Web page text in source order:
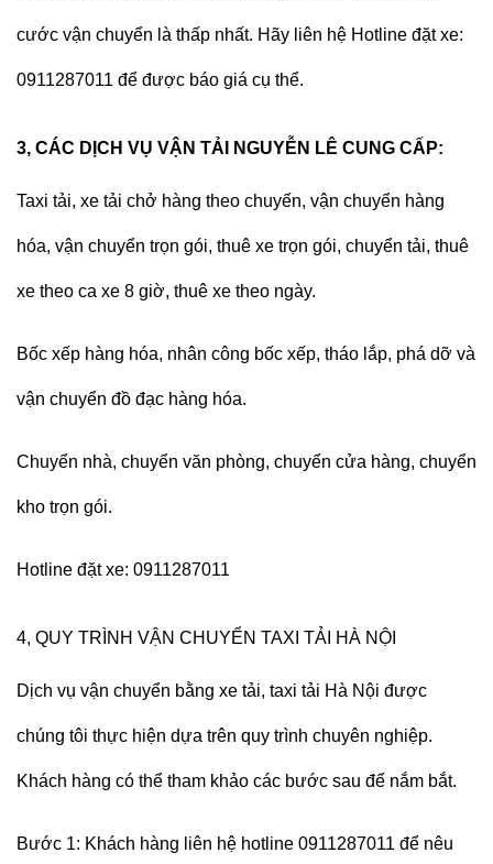
cước vận chuyển là thấp nhất. Hãy liên hệ Hotline đặt xe:
0911287011 để được báo giá cụ thể.
3, CÁC DỊCH VỤ VẬN TẢI NGUYỄN LÊ CUNG CẤP:
Taxi tải, xe tải chở hàng theo chuyến, vận chuyển hàng
hóa, vận chuyển trọn gói, thuê xe trọn gói, chuyển tải, thuê
xe theo ca xe 8 giờ, thuê xe theo ngày.
Bốc xếp hàng hóa, nhân công bốc xếp, tháo lắp, phá dỡ và
vận chuyển đồ đạc hàng hóa.
Chuyển nhà, chuyển văn phòng, chuyển cửa hàng, chuyển
kho trọn gói.
Hotline đặt xe: 0911287011
4, QUY TRÌNH VẬN CHUYỂN TAXI TẢI HÀ NỘI
Dịch vụ vận chuyển bằng xe tải, taxi tải Hà Nội được
chúng tôi thực hiện dựa trên quy trình chuyên nghiệp.
Khách hàng có thể tham khảo các bước sau để nắm bắt.
Bước 1: Khách hàng liên hệ hotline 0911287011 để nêu